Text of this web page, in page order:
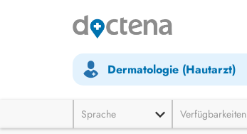
Dermatologie (Hautarzt)
Sprache Verfügbarkeiten